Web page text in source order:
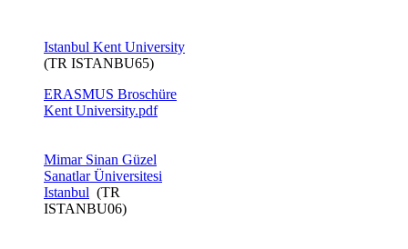
Istanbul Kent University​
(TR ISTANBU65)
ERASMUS Broschüre
Kent ​University.pdf
Mimar Sinan Güzel
Sanatlar Üniversitesi
Istanbul (TR
ISTANBU06)